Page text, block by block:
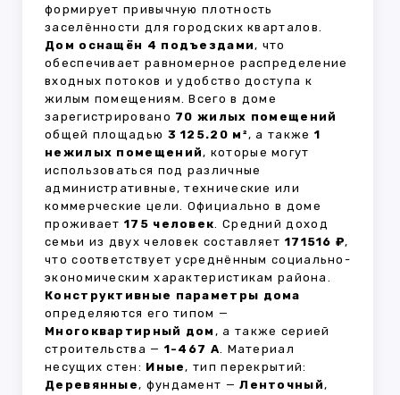
формирует привычную плотность
заселённости для городских кварталов.
Дом оснащён 4 подъездами, что
обеспечивает равномерное распределение
входных потоков и удобство доступа к
жилым помещениям. Всего в доме
зарегистрировано 70 жилых помещений
общей площадью 3 125.20 м², а также 1
нежилых помещений, которые могут
использоваться под различные
административные, технические или
коммерческие цели. Официально в доме
проживает 175 человек. Средний доход
семьи из двух человек составляет 171516 ₽,
что соответствует усреднённым социально-
экономическим характеристикам района.
Конструктивные параметры дома
определяются его типом —
Многоквартирный дом , а также серией
строительства — 1-467 А. Материал
несущих стен: Иные, тип перекрытий:
Деревянные, фундамент —Ленточный,